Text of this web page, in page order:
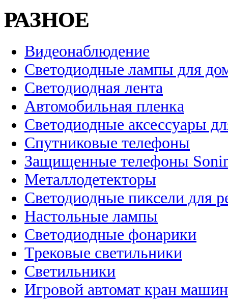
РАЗНОЕ
Видеонаблюдение
Светодиодные лампы для
Светодиодная лента
Автомобильная пленка
Светодиодные аксессуары
Спутниковые телефоны
Защищенные телефоны
Металлодетекторы
Светодиодные пиксели для
Настольные лампы
Светодиодные фонарики
Трековые светильники
Светильники
Игровой автомат кран